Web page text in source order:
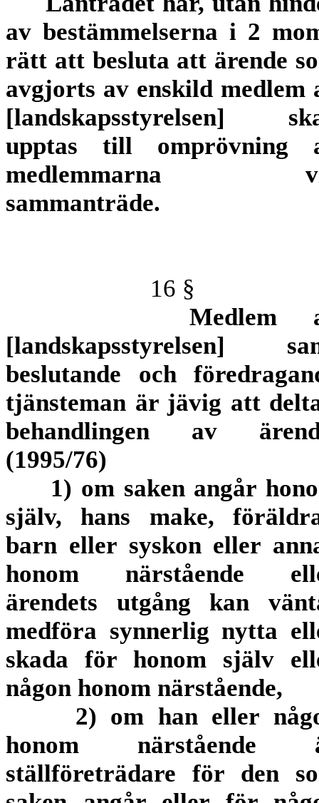
av bestämmelserna i 2
rätt att besluta att ärende
avgjorts av enskild medlem
[landskapsstyrelsen]
upptas till omprövning
medlemmarna
sammanträde.
16 §
Medlem
[landskapsstyrelsen]
beslutande och
tjänsteman är jävig att
behandlingen av
(1995/76)
1) om saken angår
själv, hans make,
barn eller syskon eller
honom närstående
ärendets utgång kan
medföra synnerlig nytta
skada för honom själv
någon honom närstående,
2) om han eller
honom närstående
ställföreträdare för den